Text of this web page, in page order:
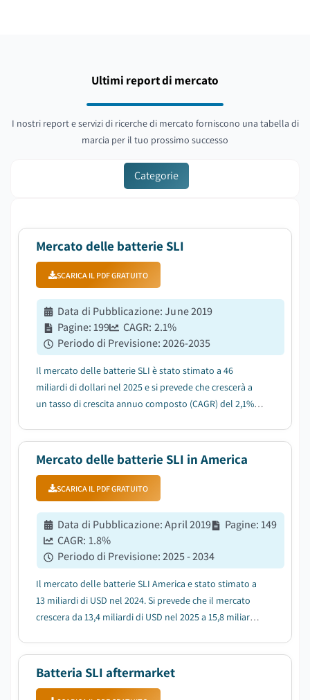
Ultimi report di mercato
I nostri report e servizi di ricerche di mercato forniscono una tabella di
marcia per il tuo prossimo successo
Categorie
Mercato delle batterie SLI
SCARICA IL PDF GRATUITO
Data di Pubblicazione:June 2019
Pagine:199 CAGR: 2.1%
Periodo di Previsione:2026-2035
Il mercato delle batterie SLI è stato stimato a 46
miliardi di dollari nel 2025 e si prevede che crescerà a
un tasso di crescita annuo composto (CAGR) del 2,1%
Mercato delle batterie SLI in America
SCARICA IL PDF GRATUITO
Data di Pubblicazione:April 2019 Pagine:149
CAGR: 1.8%
Periodo di Previsione:2025 - 2034
Il mercato delle batterie SLI America e stato stimato a
13 miliardi di USD nel 2024. Si prevede che il mercato
crescera da 13,4 miliardi di USD nel 2025 a 15,8 miliardi
Batteria SLI aftermarket